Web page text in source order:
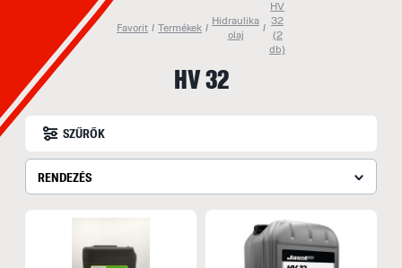
Favorit / Termékek /
Hidraulika
olaj
/
HV
32
(2
db)
HV 32
SZŰRŐK
RENDEZÉS